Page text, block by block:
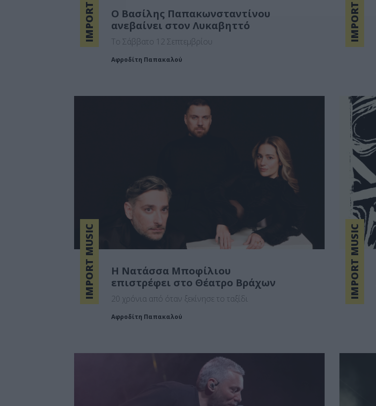
O Βασίλης Παπακωνσταντίνου
ανεβαίνει στον Λυκαβηττό
Το Σάββατο 12 Σεπτεμβρίου
Αφροδίτη Παπακαλού
IMPORT MUSIC
Η Νατάσσα Μποφίλιου
επιστρέφει στο Θέατρο Βράχων
20 χρόνια από όταν ξεκίνησε το ταξίδι
Αφροδίτη Παπακαλού
IMPORT MUSIC